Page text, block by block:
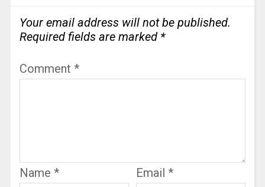
Your email address will not be published.
Required fields are marked *
Comment *
Name * Email *